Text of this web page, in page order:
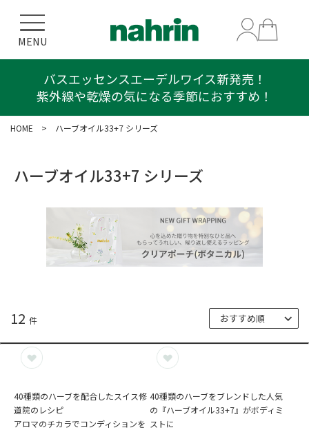
MENU
バスエッセンスエーデルワイス新発売！
紫外線や乾燥の気になる季節におすすめ！
HOME > ハーブオイル33+7 シリーズ
ハーブオイル33+7 シリーズ
12 件
40種類のハーブを配合したスイス修
道院のレシピ
アロマのチカラでコンディションを
40種類のハーブをブレンドした人気
の『ハーブオイル33+7』がボディミ
ストに